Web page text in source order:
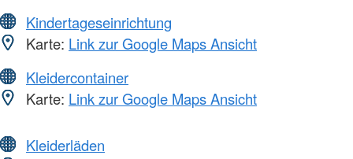
Kindertageseinrichtung
Karte: Link zur Google Maps Ansicht
Kleidercontainer
Karte: Link zur Google Maps Ansicht
Kleiderläden